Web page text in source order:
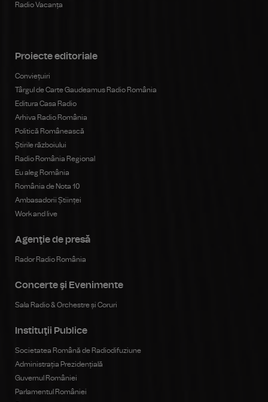
Radio Vacanța
Proiecte editoriale
Conviețuiri
Târgul de Carte Gaudeamus Radio România
Editura Casa Radio
Arhiva Radio România
Politică Românească
Știrile războiului
Radio România Regional
Eu aleg România
România de Nota 10
Ambasadorii Științei
Work and live
Agenţie de presă
Rador Radio România
Concerte şi Evenimente
Sala Radio & Orchestre și Coruri
Instituţii Publice
Societatea Română de Radiodifuziune
Administrația Prezidențială
Guvernul României
Parlamentul României